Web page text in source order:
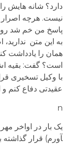
دارد؟ شانه هایش
نیست. هرچه اصرار
پاسخ من خم شد
به این متن
همان را یادداشت
است؟ گفت: بقیه
با وکیل تسخیری
عقیدتی دفاع کنم
n
آورم) قرار گذاشته